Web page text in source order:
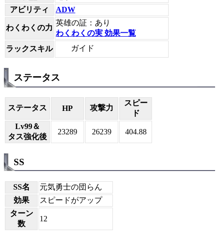
アビリティ
ADW
わくわくの力
英雄の証：あり
わくわくの実 効果一覧
ラックスキル
ガイド
ステータス
ステータス HP 攻撃力
スピー
ド
Lv99＆
タス強化後
23289 26239 404.88
SS
SS名
元気勇士の団らん
効果
スピードがアップ
ターン
数
12